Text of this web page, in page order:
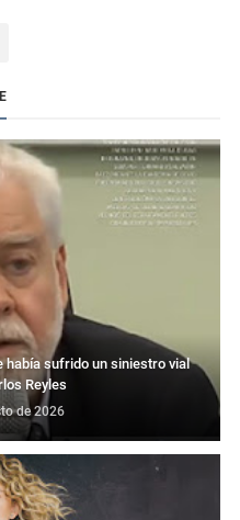
había sufrido un siniestro vial
Reyles
de 2026